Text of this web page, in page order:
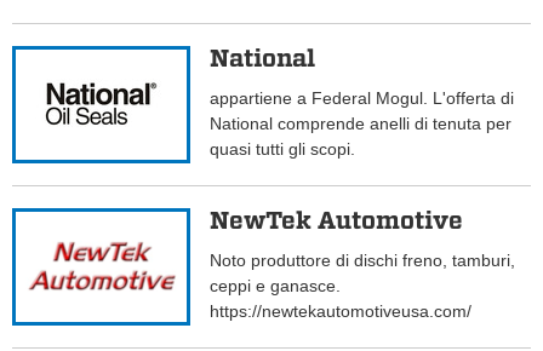
National
appartiene a Federal Mogul. L'offerta di
National comprende anelli di tenuta per
quasi tutti gli scopi.
NewTek Automotive
Noto produttore di dischi freno, tamburi,
ceppi e ganasce.
https://newtekautomotiveusa.com/